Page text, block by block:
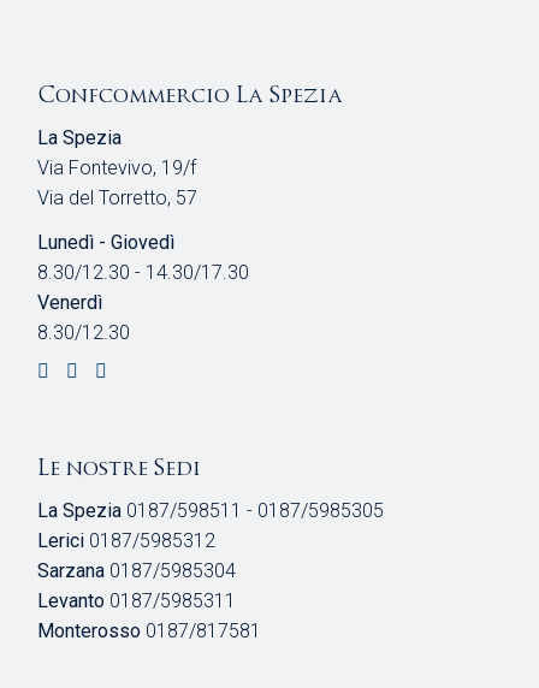
Confcommercio La Spezia
La Spezia
Via Fontevivo, 19/f
Via del Torretto, 57
Lunedì - Giovedì
8.30/12.30 - 14.30/17.30
Venerdì
8.30/12.30
Le nostre Sedi
La Spezia 0187/598511 - 0187/5985305
Lerici 0187/5985312
Sarzana 0187/5985304
Levanto 0187/5985311
Monterosso 0187/817581